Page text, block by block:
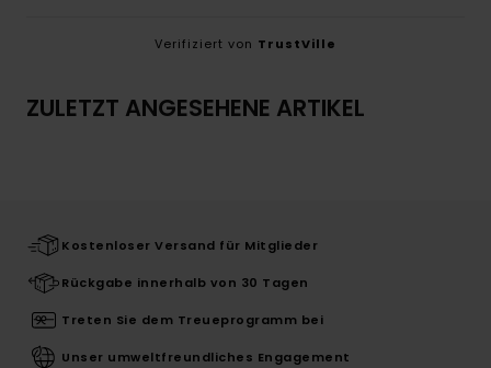
Verifiziert von TrustVille
ZULETZT ANGESEHENE ARTIKEL
Kostenloser Versand für Mitglieder
Rückgabe innerhalb von 30 Tagen
Treten Sie dem Treueprogramm bei
Unser umweltfreundliches Engagement